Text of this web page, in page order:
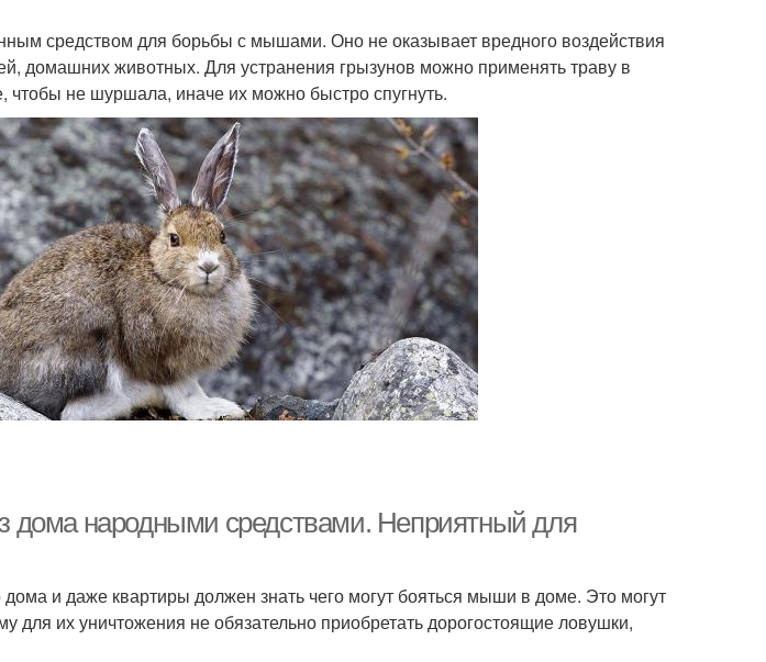
средством для борьбы с мышами. Оно не оказывает вредного воздействия
домашних животных. Для устранения грызунов можно применять траву в
чтобы не шуршала, иначе их можно быстро спугнуть.
дома народными средствами. Неприятный для
и даже квартиры должен знать чего могут бояться мыши в доме. Это могут
для их уничтожения не обязательно приобретать дорогостоящие ловушки,